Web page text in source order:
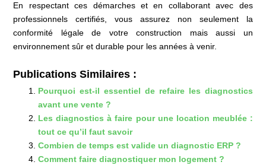
En respectant ces démarches et en collaborant avec des
professionnels certifiés, vous assurez non seulement la
conformité légale de votre construction mais aussi un
environnement sûr et durable pour les années à venir.
Publications Similaires :
Pourquoi est-il essentiel de refaire les diagnostics
avant une vente ?
Les diagnostics à faire pour une location meublée :
tout ce qu’il faut savoir
Combien de temps est valide un diagnostic ERP ?
Comment faire diagnostiquer mon logement ?